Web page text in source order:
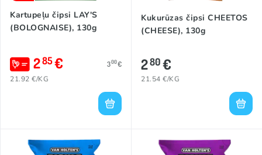
Kartupeļu čipsi LAY'S
(BOLOGNAISE), 130g
285€ 300€
21.92 €/KG
Kukurūzas čipsi CHEETOS
(CHEESE), 130g
280€
21.54 €/KG